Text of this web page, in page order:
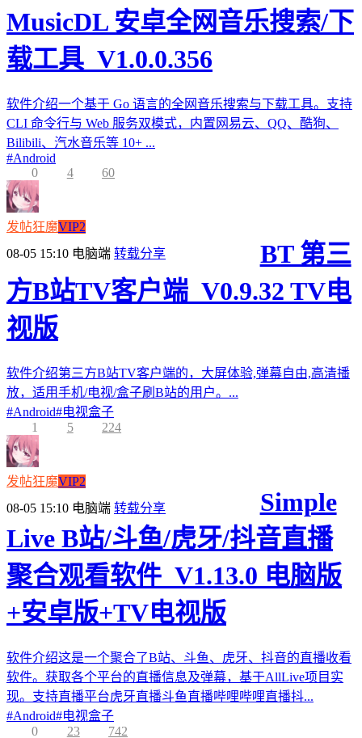
MusicDL 安卓全网音乐搜索/下
载工具_V1.0.0.356
软件介绍一个基于 Go 语言的全网音乐搜索与下载工具。支持
CLI 命令行与 Web 服务双模式，内置网易云、QQ、酷狗、
Bilibili、汽水音乐等 10+ ...
#Android
0
4 60
发帖狂魔VIP2
08-05 15:10 电脑端 转载分享
BT 第三
方B站TV客户端_V0.9.32 TV电
视版
软件介绍第三方B站TV客户端的，大屏体验,弹幕自由,高清播
放，适用手机/电视/盒子刷B站的用户。...
#Android#电视盒子
1
5 224
发帖狂魔VIP2
08-05 15:10 电脑端 转载分享
Simple
Live B站/斗鱼/虎牙/抖音直播
聚合观看软件_V1.13.0 电脑版
+安卓版+TV电视版
软件介绍这是一个聚合了B站、斗鱼、虎牙、抖音的直播收看
软件。获取各个平台的直播信息及弹幕，基于AllLive项目实
现。支持直播平台虎牙直播斗鱼直播哔哩哔哩直播抖...
#Android#电视盒子
0
23 742